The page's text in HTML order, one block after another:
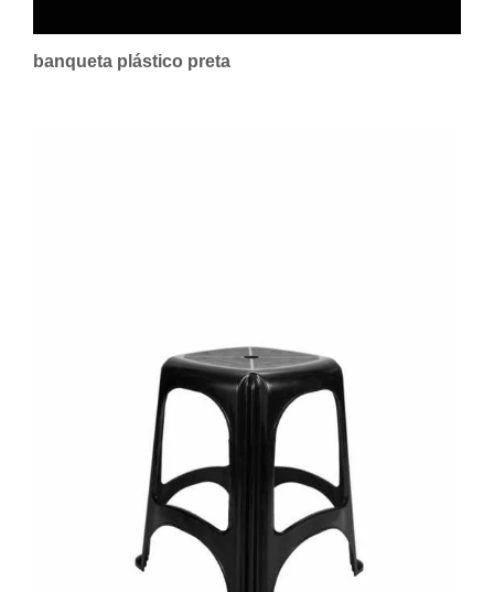
banqueta plástico preta